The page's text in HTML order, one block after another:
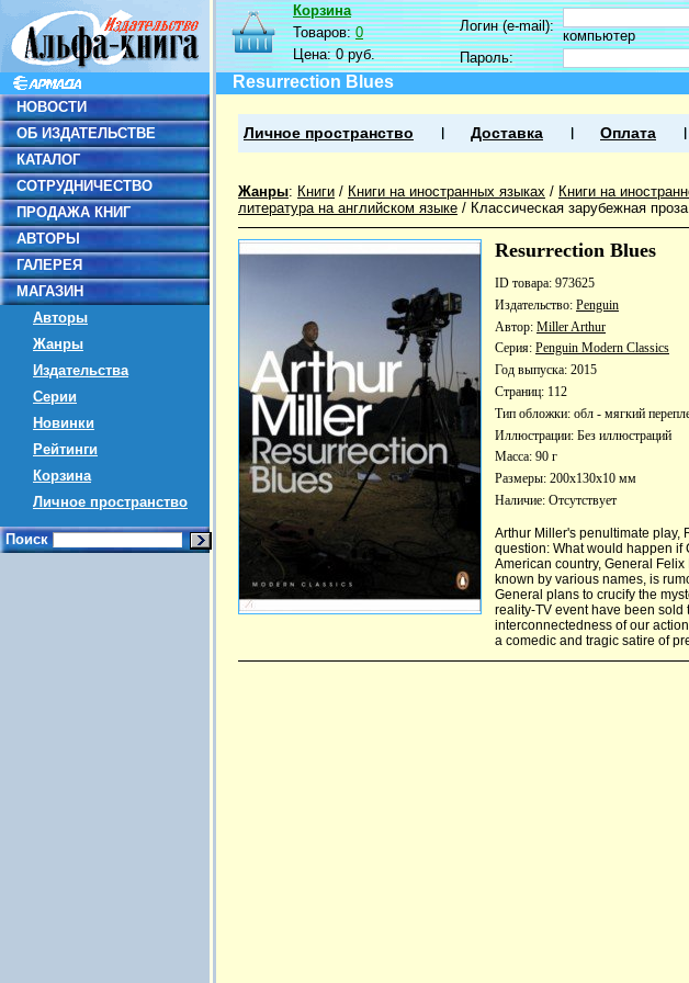
НОВОСТИ
ОБ ИЗДАТЕЛЬСТВЕ
КАТАЛОГ
СОТРУДНИЧЕСТВО
ПРОДАЖА КНИГ
АВТОРЫ
ГАЛЕРЕЯ
МАГАЗИН
Авторы
Жанры
Издательства
Серии
Новинки
Рейтинги
Корзина
Личное пространство
Поиск
Корзина
Товаров:0
Цена:0 руб.
Логин (e-mail):
компьютер
Пароль:
Resurrection Blues
Личное пространство Доставка Оплата
Жанры: Книги / Книги на иностранных языках / Книги на
литература на английском языке / Классическая зарубежная
Resurrection Blues
ID товара: 973625
Издательство: Penguin
Автор: Miller Arthur
Серия: Penguin Modern Classics
Год выпуска: 2015
Страниц: 112
Тип обложки: обл - мягкий
Иллюстрации: Без иллюстраций
Масса: 90 г
Размеры: 200x130x10 мм
Наличие: Отсутствует
Arthur Miller's penultimate play,
question: What would happen if
American country, General
known by various names, is
General plans to crucify the
reality-TV event have been sold
interconnectedness of our
a comedic and tragic satire of